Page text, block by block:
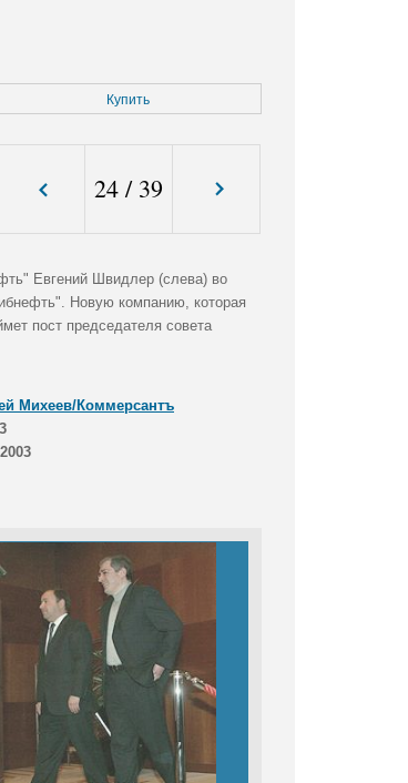
Купить
24/ 39
Евгений Швидлер (слева) во
Новую компанию, которая
пост председателя совета
Михеев/Коммерсантъ